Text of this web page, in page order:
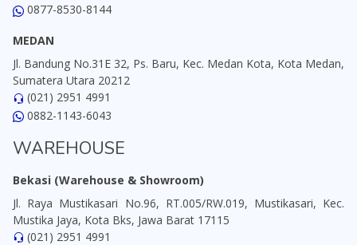
0877-8530-8144
MEDAN
Jl. Bandung No.31E 32, Ps. Baru, Kec. Medan Kota, Kota Medan,
Sumatera Utara 20212
(021) 2951 4991
0882-1143-6043
WAREHOUSE
Bekasi (Warehouse & Showroom)
Jl. Raya Mustikasari No.96, RT.005/RW.019, Mustikasari, Kec.
Mustika Jaya, Kota Bks, Jawa Barat 17115
(021) 2951 4991